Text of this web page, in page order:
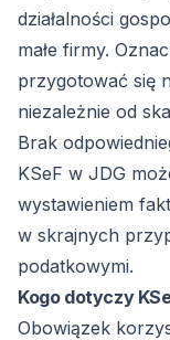
działalności
małe firmy.
przygotować się
niezależnie od
Brak
KSeF w JDG
wystawieniem
w skrajnych
podatkowymi.
Kogo dotyczy
Obowiązek